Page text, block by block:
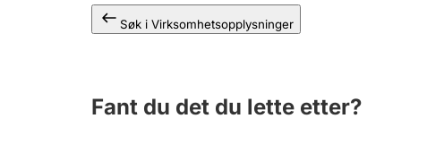
Søk i Virksomhetsopplysninger
Fant du det du lette etter?